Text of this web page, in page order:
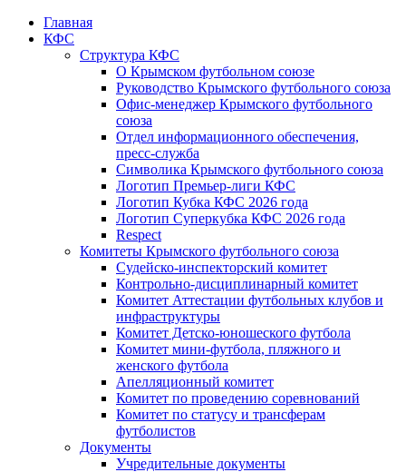
Главная
КФС
Структура КФС
О Крымском футбольном союзе
Руководство Крымского футбольного союза
Офис-менеджер Крымского футбольного
союза
Отдел информационного обеспечения,
пресс-служба
Символика Крымского футбольного союза
Логотип Премьер-лиги КФС
Логотип Кубка КФС 2026 года
Логотип Суперкубка КФС 2026 года
Respect
Комитеты Крымского футбольного союза
Судейско-инспекторский комитет
Контрольно-дисциплинарный комитет
Комитет Аттестации футбольных клубов и
инфраструктуры
Комитет Детско-юношеского футбола
Комитет мини-футбола, пляжного и
женского футбола
Апелляционный комитет
Комитет по проведению соревнований
Комитет по статусу и трансферам
футболистов
Документы
Учредительные документы